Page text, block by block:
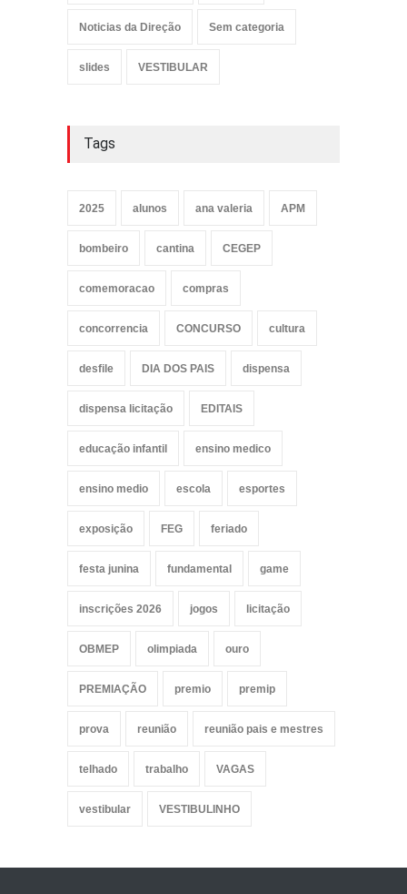
Noticias da Direção Sem categoria
slides VESTIBULAR
Tags
2025 alunos ana valeria APM
bombeiro cantina CEGEP
comemoracao compras
concorrencia CONCURSO cultura
desfile DIA DOS PAIS dispensa
dispensa licitação EDITAIS
educação infantil ensino medico
ensino medio escola esportes
exposição FEG feriado
festa junina fundamental game
inscrições 2026 jogos licitação
OBMEP olimpiada ouro
PREMIAÇÃO premio premip
prova reunião reunião pais e mestres
telhado trabalho VAGAS
vestibular VESTIBULINHO